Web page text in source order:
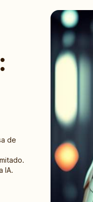
de
IA.